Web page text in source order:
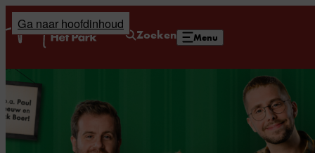
Ga naar hoofdinhoud
Zoeken Menu
Home